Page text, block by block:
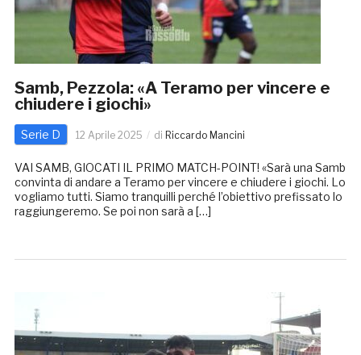
Samb, Pezzola: «A Teramo per vincere e
chiudere i giochi»
Serie D 12 Aprile 2025 di Riccardo Mancini
VAI SAMB, GIOCATI IL PRIMO MATCH-POINT! «Sarà una Samb
convinta di andare a Teramo per vincere e chiudere i giochi. Lo
vogliamo tutti. Siamo tranquilli perché l’obiettivo prefissato lo
raggiungeremo. Se poi non sarà a […]